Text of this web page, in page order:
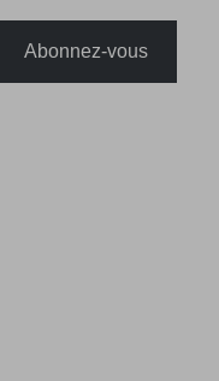
mail…
Abonnez-vous